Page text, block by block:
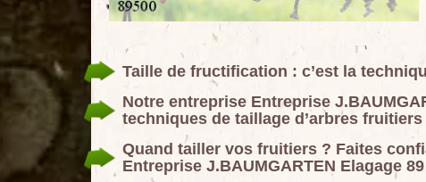
Taille de fructification : c’est la
Notre entreprise Entreprise
techniques de taillage d’arbres fruitiers
Quand tailler vos fruitiers ? Faites
Entreprise J.BAUMGARTEN Elagage 89